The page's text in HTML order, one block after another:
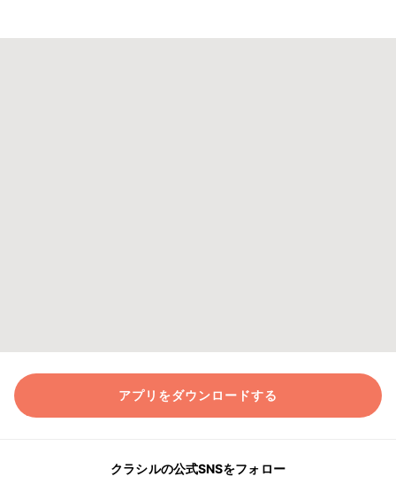
アプリをダウンロードする
クラシルの公式SNSをフォロー